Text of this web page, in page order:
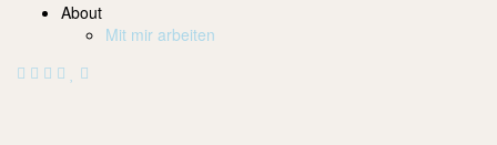
About
Mit mir arbeiten